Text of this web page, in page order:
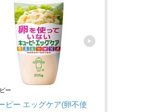
ー
ピー エッグケア(卵不使